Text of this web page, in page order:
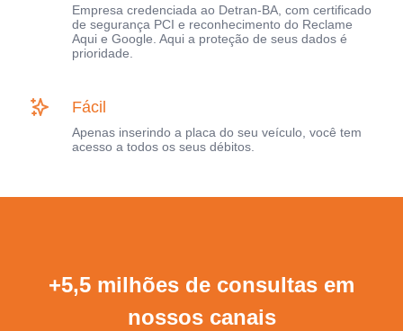
Empresa credenciada ao Detran-BA, com certificado
de segurança PCI e reconhecimento do Reclame
Aqui e Google. Aqui a proteção de seus dados é
prioridade.
Fácil
Apenas inserindo a placa do seu veículo, você tem
acesso a todos os seus débitos.
+5,5 milhões de consultas em
nossos canais